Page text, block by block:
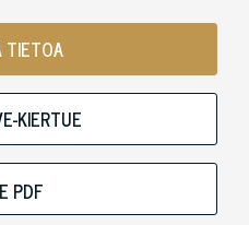
TIETOA
KIERTUE
PDF